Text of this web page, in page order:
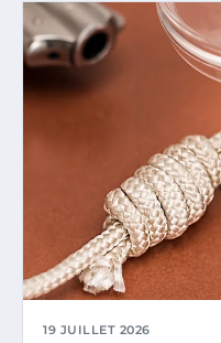
19 JUILLET 2026